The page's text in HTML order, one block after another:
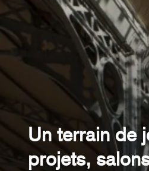
Un terrain de
projets,